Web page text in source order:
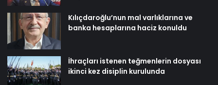
Kılıçdaroğlu’nun mal varlıklarına ve
banka hesaplarına haciz konuldu
İhraçları istenen teğmenlerin dosyası
ikinci kez disiplin kurulunda